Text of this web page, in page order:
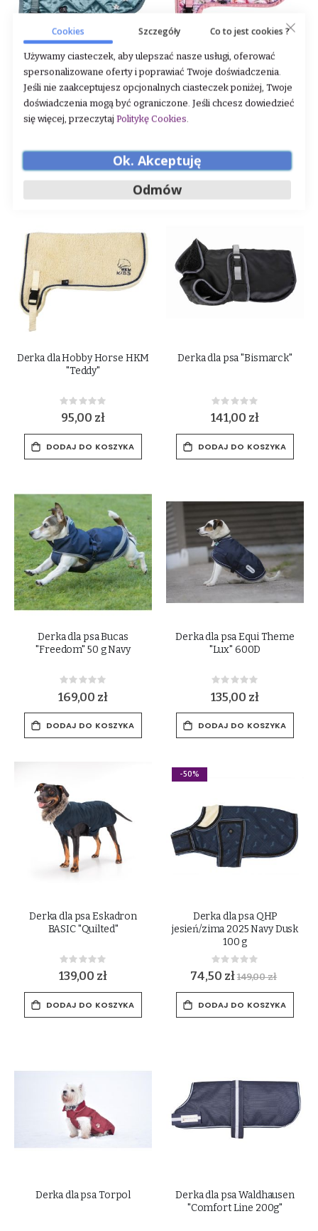
Derka dla Hobby Horse HKM
"Premium"
Rating:
DODAJ DO KOSZYKA
Derka dla Hobby Horse HKM
"Print"
DODAJ DO KOSZYKA
Derka dla Hobby Horse HKM
"Teddy"
Rating:
0%
95,00 zł
DODAJ DO KOSZYKA
Derka dla psa "Bismarck"
Rating:
0%
141,00 zł
DODAJ DO KOSZYKA
Derka dla psa Bucas
"Freedom" 50 g Navy
Rating:
0%
169,00 zł
DODAJ DO KOSZYKA
Derka dla psa Equi Theme
"Lux" 600D
Rating:
0%
135,00 zł
DODAJ DO KOSZYKA
Derka dla psa Eskadron
BASIC "Quilted"
Rating:
0%
139,00 zł
DODAJ DO KOSZYKA
-50%
Derka dla psa QHP
jesień/zima 2025 Navy Dusk
100 g
Rating:
0%
74,50 zł149,00 zł
DODAJ DO KOSZYKA
Derka dla psa Torpol
Derka dla psa Waldhausen
"Comfort Line 200g"
Cookies Szczegóły Co to jest cookies ?
Używamy ciasteczek, aby ulepszać nasze usługi, oferować
spersonalizowane oferty i poprawiać Twoje doświadczenia.
Jeśli nie zaakceptujesz opcjonalnych ciasteczek poniżej, Twoje
doświadczenia mogą być ograniczone. Jeśli chcesz dowiedzieć
się więcej, przeczytaj Politykę Cookies.
Ok. Akceptuję
Odmów